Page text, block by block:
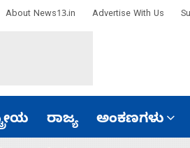
About News13.in Advertise With Us
ರಾಜ್ಯ ಅಂಕಣಗಳು